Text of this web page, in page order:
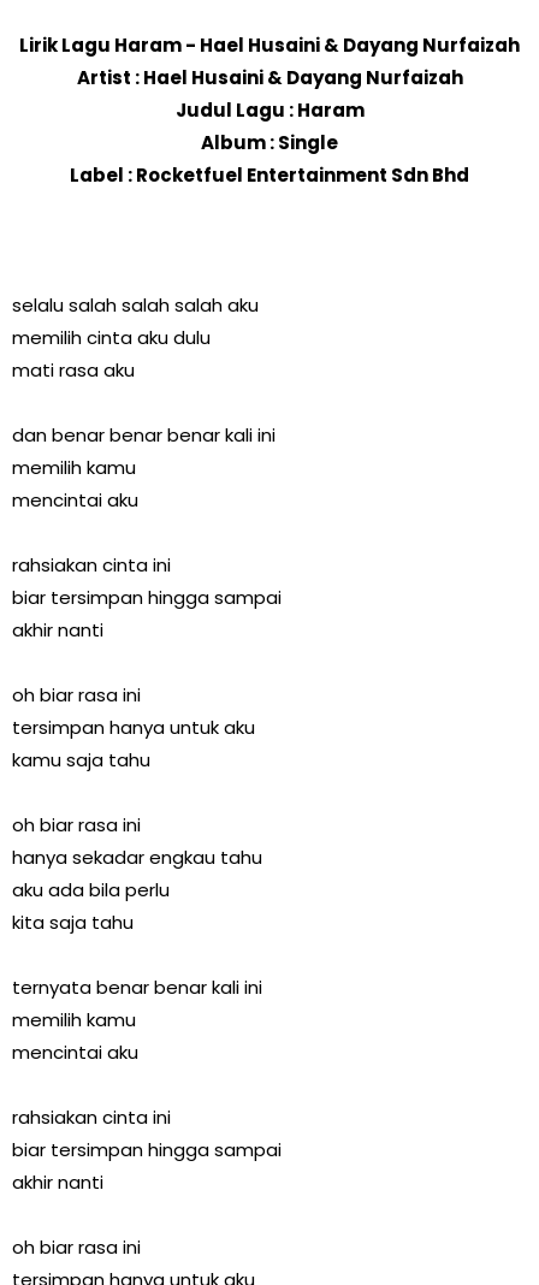
Lirik Lagu Haram - Hael Husaini & Dayang Nurfaizah
Artist : Hael Husaini & Dayang Nurfaizah
Judul Lagu : Haram
Album : Single
Label : Rocketfuel Entertainment Sdn Bhd
selalu salah salah salah aku
memilih cinta aku dulu
mati rasa aku
dan benar benar benar kali ini
memilih kamu
mencintai aku
rahsiakan cinta ini
biar tersimpan hingga sampai
akhir nanti
oh biar rasa ini
tersimpan hanya untuk aku
kamu saja tahu
oh biar rasa ini
hanya sekadar engkau tahu
aku ada bila perlu
kita saja tahu
ternyata benar benar kali ini
memilih kamu
mencintai aku
rahsiakan cinta ini
biar tersimpan hingga sampai
akhir nanti
oh biar rasa ini
tersimpan hanya untuk aku